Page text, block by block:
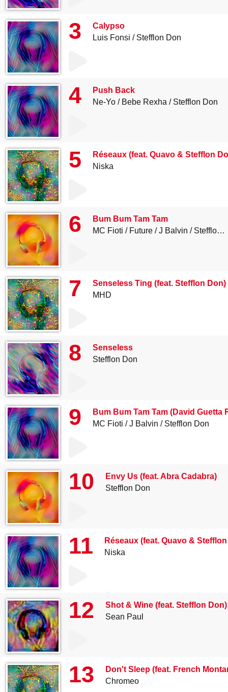
3
Calypso
Luis Fonsi
Stefflon Don
4
Push Back
Ne-Yo
Bebe Rexha Stefflon Don
5
Réseaux (feat. Quavo & Stefflon
Niska
6
Bum Bum Tam Tam
MC Fioti
Future J Balvin Stefflon Don
7
Senseless Ting (feat. Stefflon Don)
MHD
8
Senseless
Stefflon Don
9
Bum Bum Tam Tam (David Guetta
MC Fioti
J Balvin Stefflon Don
10
Envy Us (feat. Abra Cadabra)
Stefflon Don
11
Réseaux (feat. Quavo &
Niska
12
Shot & Wine (feat. Stefflon Don)
Sean Paul
13
Don't Sleep (feat. French
Chromeo